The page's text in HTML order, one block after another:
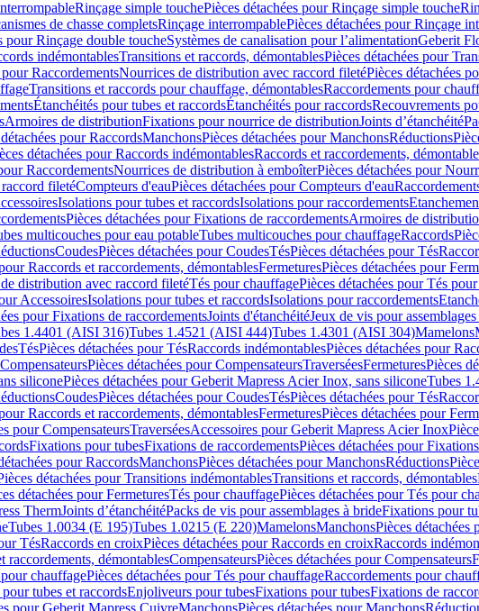
Rinçage simple touchePièces détachées pour Rinçage simple touche
de chasse completsRinçage interrompablePièces détachées pour Rinçage
pour Rinçage double toucheSystèmes de canalisation pour l’alimentationGeberit
indémontablesTransitions et raccords, démontablesPièces détachées pour
RaccordementsNourrices de distribution avec raccord filetéPièces détachées
Transitions et raccords pour chauffage, démontablesRaccordements pour
Étanchéités pour tubes et raccordsÉtanchéités pour raccordsRecouvrements
Armoires de distributionFixations pour nourrice de distributionJoints d’étanchéité
pour RaccordsManchonsPièces détachées pour ManchonsRéductions
détachées pour Raccords indémontablesRaccords et raccordements,
RaccordementsNourrices de distribution à emboîterPièces détachées pour
filetéCompteurs d'eauPièces détachées pour Compteurs d'eau
Isolations pour tubes et raccordsIsolations pour raccordements
Pièces détachées pour Fixations de raccordementsArmoires de
multicouches pour eau potableTubes multicouches pour chauffageRaccords
CoudesPièces détachées pour CoudesTésPièces détachées pour Tés
Raccords et raccordements, démontablesFermeturesPièces détachées pour
distribution avec raccord filetéTés pour chauffagePièces détachées pour Tés
AccessoiresIsolations pour tubes et raccordsIsolations pour raccordements
pour Fixations de raccordementsJoints d'étanchéitéJeux de vis pour
1.4401 (AISI 316)Tubes 1.4521 (AISI 444)Tubes 1.4301 (AISI 304)Mamelons
TésPièces détachées pour TésRaccords indémontablesPièces détachées pour
CompensateursPièces détachées pour CompensateursTraverséesFermeturesPièces
siliconePièces détachées pour Geberit Mapress Acier Inox, sans siliconeTubes
CoudesPièces détachées pour CoudesTésPièces détachées pour Tés
Raccords et raccordements, démontablesFermeturesPièces détachées pour
pour CompensateursTraverséesAccessoires pour Geberit Mapress Acier Inox
Fixations pour tubesFixations de raccordementsPièces détachées pour
pour RaccordsManchonsPièces détachées pour ManchonsRéductions
détachées pour Transitions indémontablesTransitions et raccords, démontables
détachées pour FermeturesTés pour chauffagePièces détachées pour Tés pour
ThermJoints d’étanchéitéPacks de vis pour assemblages à brideFixations pour
Tubes 1.0034 (E 195)Tubes 1.0215 (E 220)MamelonsManchonsPièces détachées
TésRaccords en croixPièces détachées pour Raccords en croixRaccords
raccordements, démontablesCompensateursPièces détachées pour Compensateurs
chauffagePièces détachées pour Tés pour chauffageRaccordements pour
tubes et raccordsEnjoliveurs pour tubesFixations pour tubesFixations de
pour Geberit Mapress CuivreManchonsPièces détachées pour Manchons